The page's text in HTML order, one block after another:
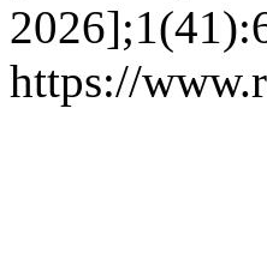
https://